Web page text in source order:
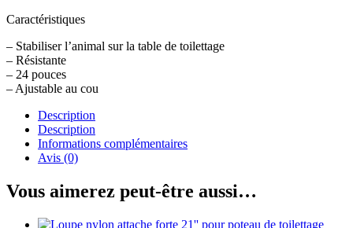
Caractéristiques
– Stabiliser l’animal sur la table de toilettage
– Résistante
– 24 pouces
– Ajustable au cou
Description
Description
Informations complémentaires
Avis (0)
Vous aimerez peut-être aussi…